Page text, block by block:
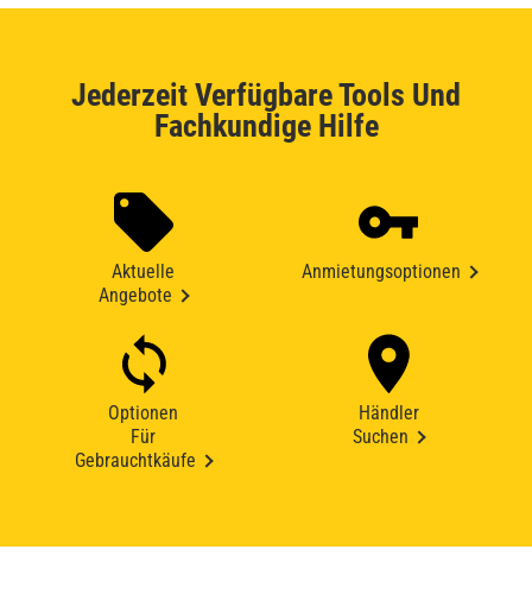
Jederzeit Verfügbare Tools Und
Fachkundige Hilfe
Aktuelle
Angebote
Anmietungsoptionen
Optionen
Für
Gebrauchtkäufe
Händler
Suchen